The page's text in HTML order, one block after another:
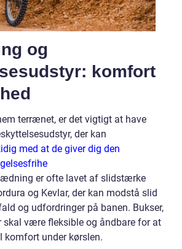
og
komfort
terrænet, er det vigtigt at have
der kan
med at de giver dig den
er ofte lavet af slidstærke
og Kevlar, der kan modstå slid
og udfordringer på banen. Bukser,
skal være fleksible og åndbare for at
komfort under kørslen.